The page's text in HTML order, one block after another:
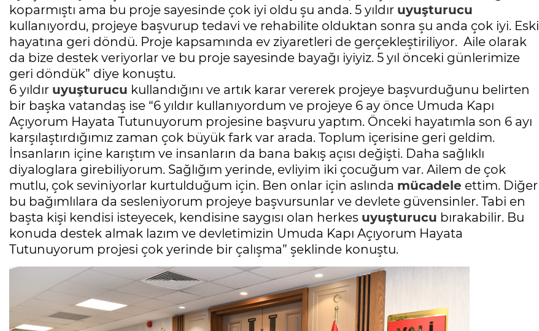
koparmıştı ama bu proje sayesinde çok iyi oldu şu anda. 5 yıldır uyuşturucu
kullanıyordu, projeye başvurup tedavi ve rehabilite olduktan sonra şu anda çok iyi. Eski
hayatına geri döndü. Proje kapsamında ev ziyaretleri de gerçekleştiriliyor. Aile olarak
da bize destek veriyorlar ve bu proje sayesinde bayağı iyiyiz. 5 yıl önceki günlerimize
geri döndük” diye konuştu.
6 yıldır uyuşturucu kullandığını ve artık karar vererek projeye başvurduğunu belirten
bir başka vatandaş ise “6 yıldır kullanıyordum ve projeye 6 ay önce Umuda Kapı
Açıyorum Hayata Tutunuyorum projesine başvuru yaptım. Önceki hayatımla son 6 ayı
karşılaştırdığımız zaman çok büyük fark var arada. Toplum içerisine geri geldim.
İnsanların içine karıştım ve insanların da bana bakış açısı değişti. Daha sağlıklı
diyaloglara girebiliyorum. Sağlığım yerinde, evliyim iki çocuğum var. Ailem de çok
mutlu, çok seviniyorlar kurtulduğum için. Ben onlar için aslında mücadele ettim. Diğer
bu bağımlılara da sesleniyorum projeye başvursunlar ve devlete güvensinler. Tabi en
başta kişi kendisi isteyecek, kendisine saygısı olan herkes uyuşturucu bırakabilir. Bu
konuda destek almak lazım ve devletimizin Umuda Kapı Açıyorum Hayata
Tutunuyorum projesi çok yerinde bir çalışma” şeklinde konuştu.